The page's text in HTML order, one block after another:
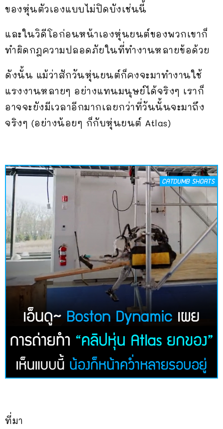
ของหุ่นตัวเองแบบไม่ปิดบังเช่นนี้
และในวิดีโอก่อนหน้าเองหุ่นยนต์ของพวกเขาก็
ทำผิดกฎความปลอดภัยในที่ทำงานหลายข้อด้วย
ดังนั้น แม้ว่าสักวันหุ่นยนต์ก็คงจะมาทำงานใช้
แรงงานหลายๆ อย่างแทนมนุษย์ได้จริงๆ เราก็
อาจจะยังมีเวลาอีกมากเลยกว่าที่วันนั้นจะมาถึง
จริงๆ (อย่างน้อยๆ ก็กับหุ่นยนต์ Atlas)
ที่มา